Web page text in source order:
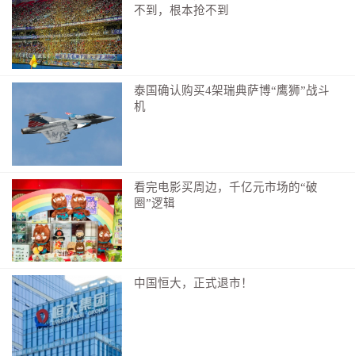
不到，根本抢不到
泰国确认购买4架瑞典萨博“鹰狮”战斗
机
看完电影买周边，千亿元市场的“破
圈”逻辑
中国恒大，正式退市！